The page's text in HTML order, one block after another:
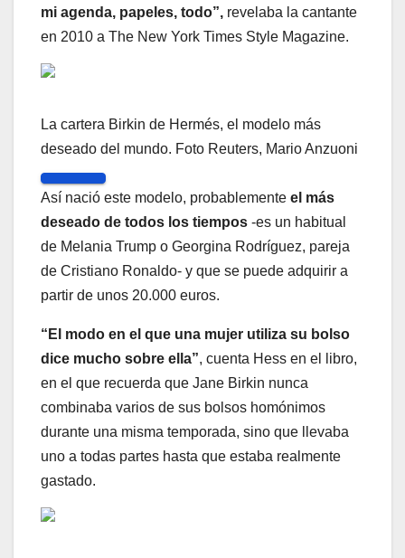
mi agenda, papeles, todo”, revelaba la cantante
en 2010 a The New York Times Style Magazine.
La cartera Birkin de Hermés, el modelo más
deseado del mundo. Foto Reuters, Mario Anzuoni
Así nació este modelo, probablemente el más
deseado de todos los tiempos -es un habitual
de Melania Trump o Georgina Rodríguez, pareja
de Cristiano Ronaldo- y que se puede adquirir a
partir de unos 20.000 euros.
“El modo en el que una mujer utiliza su bolso
dice mucho sobre ella”, cuenta Hess en el libro,
en el que recuerda que Jane Birkin nunca
combinaba varios de sus bolsos homónimos
durante una misma temporada, sino que llevaba
uno a todas partes hasta que estaba realmente
gastado.